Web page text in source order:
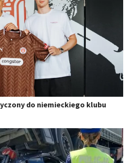
do niemieckiego klubu